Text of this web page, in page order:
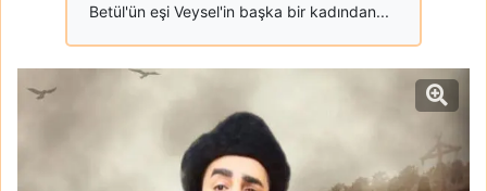
Betül'ün eşi Veysel'in başka bir kadından...